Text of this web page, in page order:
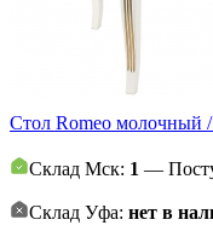
Стол Romeo молочный /
Склад Мск: 1 —
Склад Уфа: нет в